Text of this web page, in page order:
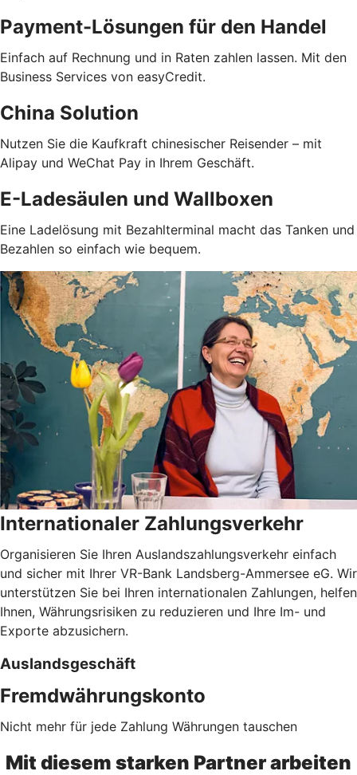
Payment-Lösungen für den Handel
Einfach auf Rechnung und in Raten zahlen lassen. Mit den
Business Services von easyCredit.
China Solution
Nutzen Sie die Kaufkraft chinesischer Reisender – mit
Alipay und WeChat Pay in Ihrem Geschäft.
E-Ladesäulen und Wallboxen
Eine Ladelösung mit Bezahlterminal macht das Tanken und
Bezahlen so einfach wie bequem.
Internationaler Zahlungsverkehr
Organisieren Sie Ihren Auslandszahlungsverkehr einfach
und sicher mit Ihrer VR-Bank Landsberg-Ammersee eG. Wir
unterstützen Sie bei Ihren internationalen Zahlungen, helfen
Ihnen, Währungsrisiken zu reduzieren und Ihre Im- und
Exporte abzusichern.
Auslandsgeschäft
Fremdwährungskonto
Nicht mehr für jede Zahlung Währungen tauschen
Mit diesem starken Partner arbeiten